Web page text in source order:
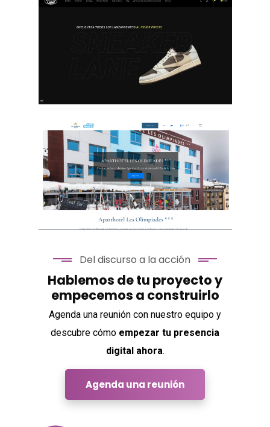
Especialister
Sneaker Lane
Aparthotel Les
Olimpiades
Del discurso a la acción
Hablemos de tu proyecto y
empecemos a construirlo
Agenda una reunión con nuestro equipo y
descubre cómo empezar tu presencia
digital ahora.
Agenda una reunión